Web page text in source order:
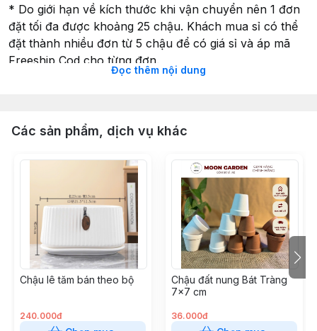
* Do giới hạn về kích thước khi vận chuyển nên 1 đơn
đặt tối đa được khoảng 25 chậu. Khách mua sỉ có thể
đặt thành nhiều đơn từ 5 chậu để có giá sỉ và áp mã
Freeship Cod cho từng đơn.
có cơ hội sở hữu những bộ sản phẩm gốm Bát Tràng
tinh tế và độc đáo. Bát Tràng, làng gốm nổi tiếng của
Việt Nam, đã từ lâu được biết đến với sự tài hoa của
các nghệ nhân gốm và sự kết hợp hoàn hảo giữa
truyền thống và sáng tạo đương đại.
Sản phẩm của chúng tôi không chỉ là những mảnh
nghệ thuật thủ công, mà còn là sự kết hợp hoàn hảo
giữa chất lượng và sự độc đáo. Bằng cách sử dụng các
kỹ thuật truyền thống kết hợp với thiết kế hiện đại,
Đọc thêm nội dung
Các sản phẩm, dịch vụ khác
Chậu lê tăm bán theo bộ
240.000đ
Chậu đất nung Bát Tràng
7x7 cm
36.000đ